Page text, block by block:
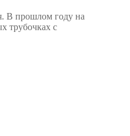
В прошлом году на
трубочках с